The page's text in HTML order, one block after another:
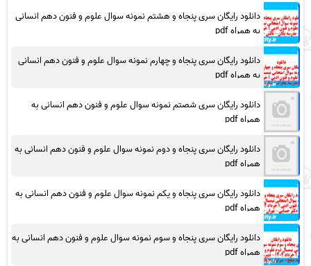
دانلود رایگان سری پنجاه و هشتم نمونه سوال علوم و فنون دهم انسانی
به همراه pdf
دانلود رایگان سری پنجاه و چهارم نمونه سوال علوم و فنون دهم انسانی
به همراه pdf
دانلود رایگان سری شصتم نمونه سوال علوم و فنون دهم انسانی به
همراه pdf
دانلود رایگان سری پنجاه و دوم نمونه سوال علوم و فنون دهم انسانی به
همراه pdf
دانلود رایگان سری پنجاه و یکم نمونه سوال علوم و فنون دهم انسانی به
همراه pdf
دانلود رایگان سری پنجاه و سوم نمونه سوال علوم و فنون دهم انسانی به
همراه pdf